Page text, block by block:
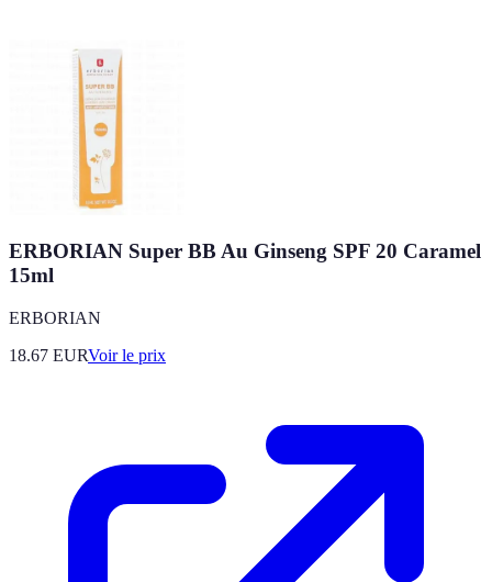
ERBORIAN Super BB Au Ginseng SPF 20 Caramel
15ml
ERBORIAN
18.67 EURVoir le prix